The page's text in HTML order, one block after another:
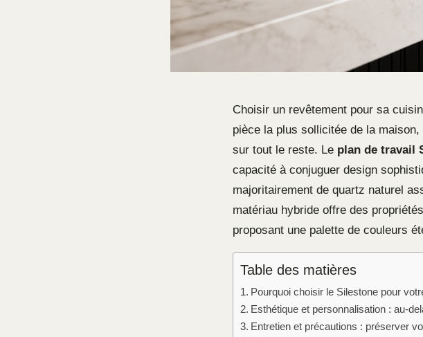
Choisir un revêtement pour sa
pièce la plus sollicitée de la
sur tout le reste. Le plan de travail
capacité à conjuguer design
majoritairement de quartz naturel
matériau hybride offre des
proposant une palette de couleurs
Table des matières
Pourquoi choisir le Silestone pour
Esthétique et personnalisation : au-
Entretien et précautions : préserver